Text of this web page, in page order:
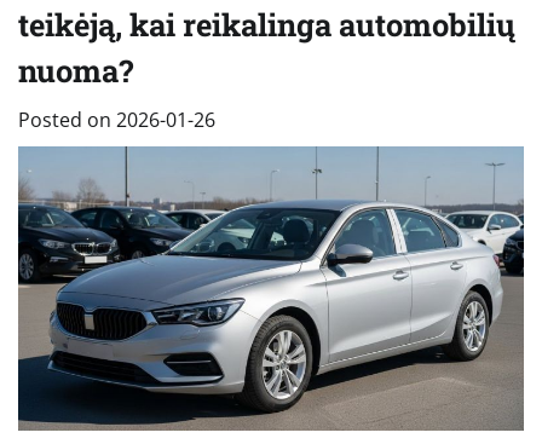
teikėją, kai reikalinga automobilių
nuoma?
Posted on 2026-01-26